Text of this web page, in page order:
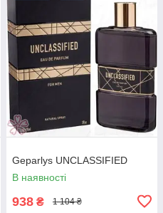
Geparlys UNCLASSIFIED
В наявності
938 ₴ 1 104 ₴